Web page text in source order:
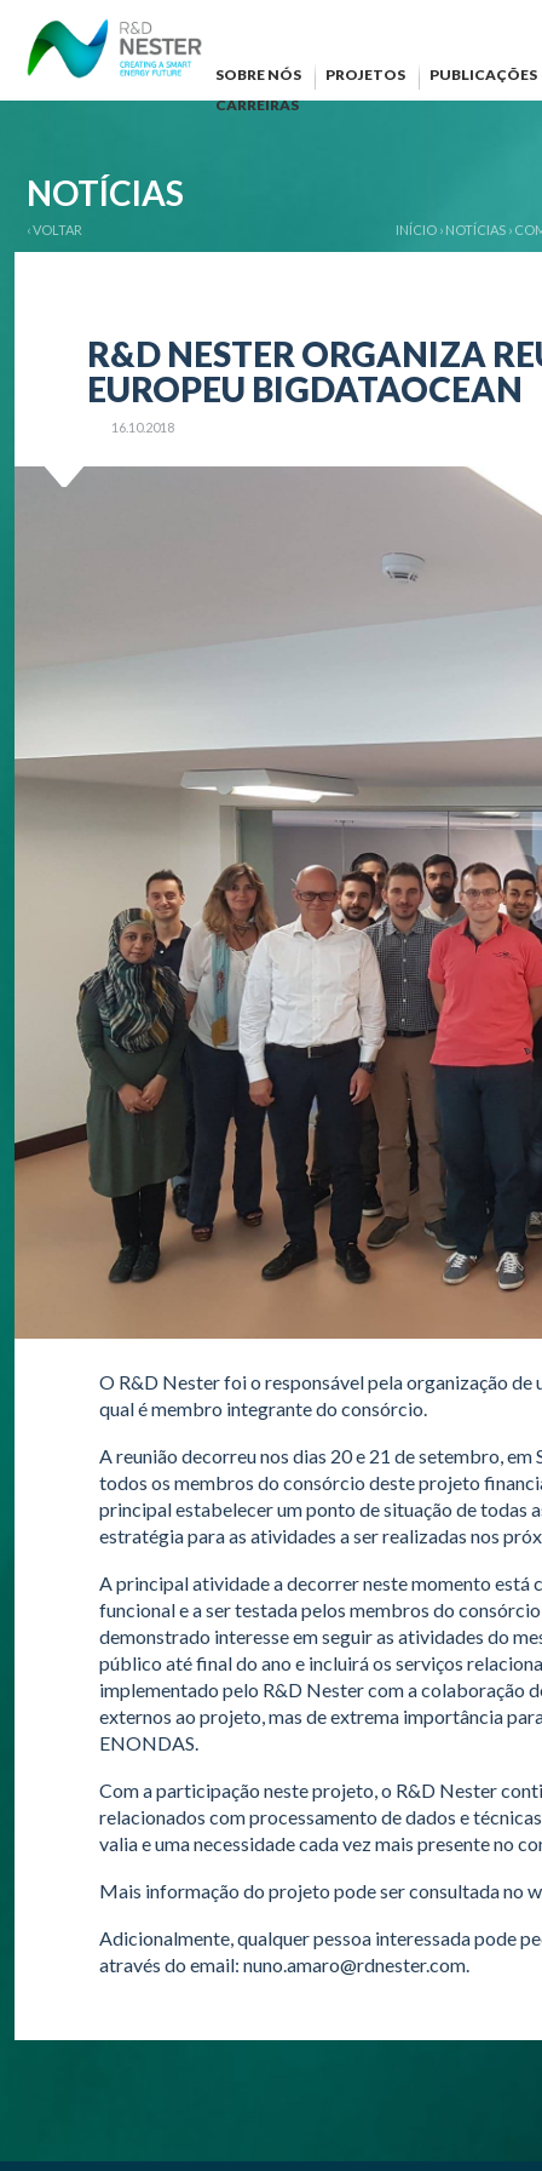
SOBRE NÓS PROJETOS
PUBLICAÇÕES
CARREIRAS
NOTÍCIAS
‹ VOLTAR INÍCIO › NOTÍCIAS ›
R&D NESTER ORGANIZA
EUROPEU BIGDATAOCEAN
16.10.2018
O R&D Nester foi o responsável pela organização
qual é membro integrante do consórcio.
A reunião decorreu nos dias 20 e 21 de setembro,
todos os membros do consórcio deste projeto
principal estabelecer um ponto de situação de todas
estratégia para as atividades a ser realizadas nos
A principal atividade a decorrer neste momento
funcional e a ser testada pelos membros do
demonstrado interesse em seguir as atividades do
público até final do ano e incluirá os serviços
implementado pelo R&D Nester com a colaboração
externos ao projeto, mas de extrema importância
ENONDAS.
Com a participação neste projeto, o R&D Nester
relacionados com processamento de dados e
valia e uma necessidade cada vez mais presente no
Mais informação do projeto pode ser consultada no
Adicionalmente, qualquer pessoa interessada pode
através do email: nuno.amaro@rdnester.com.